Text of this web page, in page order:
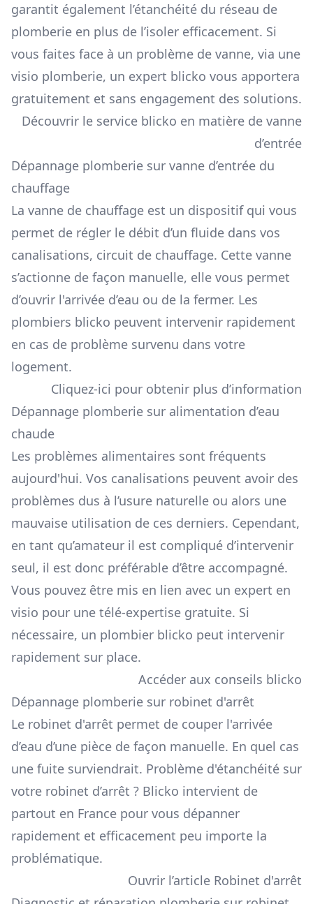
garantit également l’étanchéité du réseau de
plomberie en plus de l’isoler efficacement. Si
vous faites face à un problème de vanne, via une
visio plomberie, un expert blicko vous apportera
gratuitement et sans engagement des solutions.
Découvrir le service blicko en matière de vanne
d’entrée
Dépannage plomberie sur vanne d’entrée du
chauffage
La vanne de chauffage est un dispositif qui vous
permet de régler le débit d’un fluide dans vos
canalisations, circuit de chauffage. Cette vanne
s’actionne de façon manuelle, elle vous permet
d’ouvrir l'arrivée d’eau ou de la fermer. Les
plombiers blicko peuvent intervenir rapidement
en cas de problème survenu dans votre
logement.
Cliquez-ici pour obtenir plus d’information
Dépannage plomberie sur alimentation d’eau
chaude
Les problèmes alimentaires sont fréquents
aujourd'hui. Vos canalisations peuvent avoir des
problèmes dus à l’usure naturelle ou alors une
mauvaise utilisation de ces derniers. Cependant,
en tant qu’amateur il est compliqué d’intervenir
seul, il est donc préférable d’être accompagné.
Vous pouvez être mis en lien avec un expert en
visio pour une télé-expertise gratuite. Si
nécessaire, un plombier blicko peut intervenir
rapidement sur place.
Accéder aux conseils blicko
Dépannage plomberie sur robinet d'arrêt
Le robinet d'arrêt permet de couper l'arrivée
d’eau d’une pièce de façon manuelle. En quel cas
une fuite surviendrait. Problème d'étanchéité sur
votre robinet d’arrêt ? Blicko intervient de
partout en France pour vous dépanner
rapidement et efficacement peu importe la
problématique.
Ouvrir l’article Robinet d'arrêt